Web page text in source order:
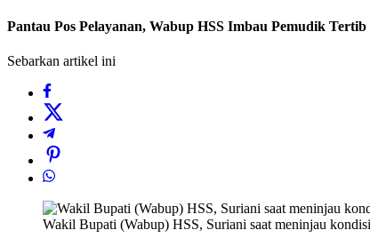
Pantau Pos Pelayanan, Wabup HSS Imbau Pemudik
Sebarkan artikel ini
Wakil Bupati (Wabup) HSS, Suriani saat meninjau